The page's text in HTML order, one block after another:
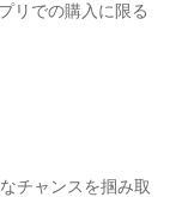
リでの購入に限る
チャンスを掴み取